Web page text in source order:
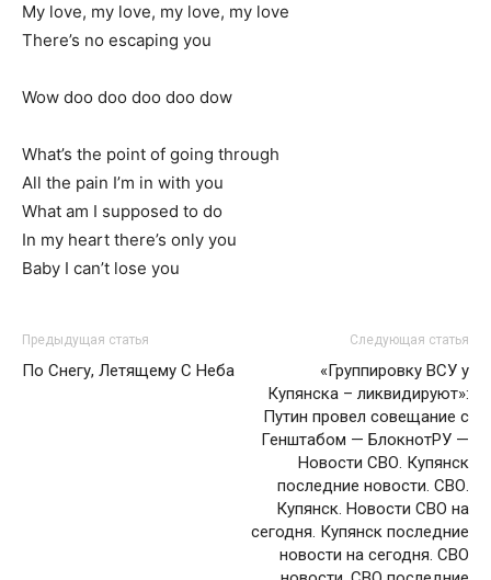
My love, my love, my love, my love
There’s no escaping you
Wow doo doo doo doo dow
What’s the point of going through
All the pain I’m in with you
What am I supposed to do
In my heart there’s only you
Baby I can’t lose you
Предыдущая статья
По Снегу, Летящему С Неба
Следующая статья
«Группировку ВСУ у
Купянска – ликвидируют»:
Путин провел совещание с
Генштабом — БлокнотРУ —
Новости СВО. Купянск
последние новости. СВО.
Купянск. Новости СВО на
сегодня. Купянск последние
новости на сегодня. СВО